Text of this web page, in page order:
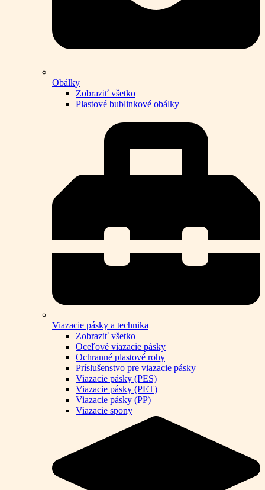
Obálky
Zobraziť všetko
Plastové bublinkové obálky
Viazacie pásky a technika
Zobraziť všetko
Oceľové viazacie pásky
Ochranné plastové rohy
Príslušenstvo pre viazacie pásky
Viazacie pásky (PES)
Viazacie pásky (PET)
Viazacie pásky (PP)
Viazacie spony